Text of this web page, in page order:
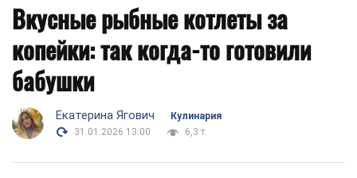
Вкусные рыбные котлеты за
копейки: так когда-то готовили
бабушки
Екатерина Ягович
Кулинария
31.01.2026 13:00
6,3 т.